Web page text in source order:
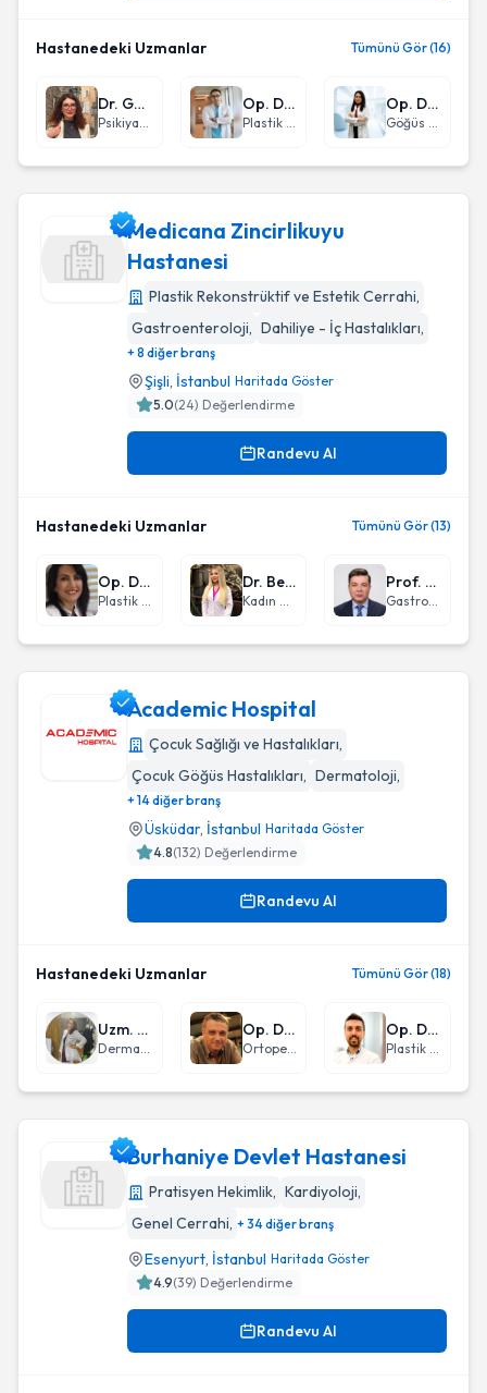
Hastanedeki Uzmanlar Tümünü Gör (16)
Dr. Gözde Akbaba Çalışkan
Psikiyatri
Op. Dr. Azar Zeynalov
Plastik Rekonstrüktif ve Estetik Cerrahi
Op. Dr. Melike Ülker
Göğüs Cerrahisi
Medicana Zincirlikuyu
Hastanesi
Plastik Rekonstrüktif ve Estetik Cerrahi,
Gastroenteroloji, Dahiliye - İç Hastalıkları,
+ 8 diğer branş
Şişli, İstanbul Haritada Göster
5.0(24) Değerlendirme
Randevu Al
Hastanedeki Uzmanlar Tümünü Gör (13)
Op. Dr. Ayşe Öztürk
Plastik Rekonstrüktif ve Estetik Cerrahi
Dr. Bengisu Özok
Kadın Hastalıkları ve Doğum
Prof. Dr. Ayhan Balkan
Gastroenteroloji
Academic Hospital
Academic Hospital
Çocuk Sağlığı ve Hastalıkları,
Çocuk Göğüs Hastalıkları, Dermatoloji,
+ 14 diğer branş
Üsküdar, İstanbul Haritada Göster
4.8(132) Değerlendirme
Randevu Al
Hastanedeki Uzmanlar Tümünü Gör (18)
Uzm. Dr. Zehra Tacizer Kılınç
Dermatoloji
Op. Dr. Ercüment Zayim
Ortopedi ve Travmatoloji
Op. Dr. Jehat Kızılkan
Plastik Rekonstrüktif ve Estetik Cerrahi
Burhaniye Devlet Hastanesi
Pratisyen Hekimlik, Kardiyoloji,
Genel Cerrahi, + 34 diğer branş
Esenyurt, İstanbul Haritada Göster
4.9(39) Değerlendirme
Randevu Al